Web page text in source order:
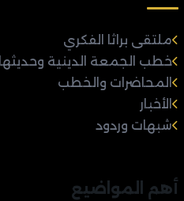
ملتقى براثا الفكري
خطب الجمعة الدينية وحديثها
المحاضرات والخطب
الأخبار
شبهات وردود
أهم المواضيع